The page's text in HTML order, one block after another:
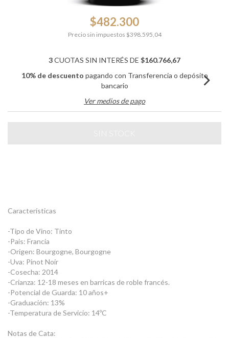
$482.300
Precio sin impuestos $398.595,04
3CUOTAS SIN INTERÉS DE $160.766,67
10% de descuento pagando con Transferencia o depósito
bancario
Ver medios de pago
Características
-Tipo de Vino: Tinto
-Pais: Francia
-Origen: Bourgogne, Bourgogne
-Uva: Pinot Noir
-Cosecha: 2014
-Crianza: 12-18 meses en barricas de roble francés.
-Potencial de Guarda: 10 años+
-Graduación: 13%
-Temperatura de Servicio: 14ºC
Notas de Cata: